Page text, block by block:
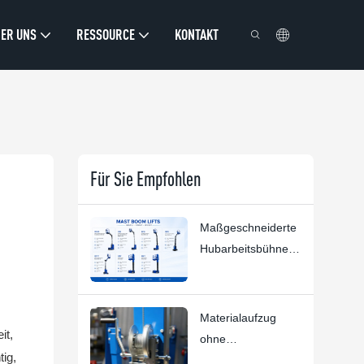
UNS RESSOURCE KONTAKT
Für Sie Empfohlen
Maßgeschneiderte
Hubarbeitsbühnen |
Lösungen für
diverse Branchen
Materialaufzug
ohne